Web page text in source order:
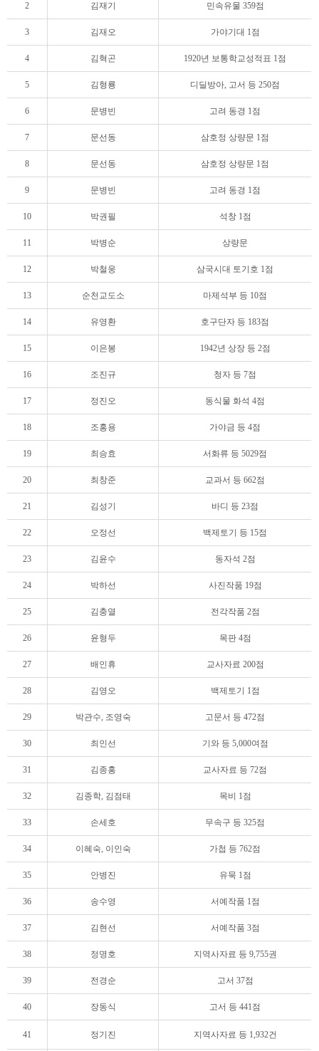
2 김재기 민속유물 359점
3 김재오 가야기대 1점
4 김혁곤 1920년 보통학교성적표 1점
5 김형룡 디딜방아, 고서 등 250점
6 문병빈 고려 동경 1점
7 문선동 삼호정 상량문 1점
8 문선동 삼호정 상량문 1점
9 문병빈 고려 동경 1점
10 박권필 석창 1점
11 박병순 상량문
12 박철웅 삼국시대 토기호 1점
13 순천교도소 마제석부 등 10점
14 유영환 호구단자 등 183점
15 이은봉 1942년 상장 등 2점
16 조진규 청자 등 7점
17 정진오 동식물 화석 4점
18 조홍용 가야금 등 4점
19 최승효 서화류 등 5029점
20 최창준 교과서 등 662점
21 김성기 바디 등 23점
22 오정선 백제토기 등 15점
23 김윤수 동자석 2점
24 박하선 사진작품 19점
25 김충열 전각작품 2점
26 윤형두 목판 4점
27 배인휴 교사자료 200점
28 김영오 백제토기 1점
29 박관수, 조영숙 고문서 등 472점
30 최인선 기와 등 5,000여점
31 김종홍 교사자료 등 72점
32 김종학, 김점태 목비 1점
33 손세호 무속구 등 325점
34 이혜숙, 이인숙 가첩 등 762점
35 안병진 유묵 1점
36 송수영 서예작품 1점
37 김현선 서예작품 3점
38 정명호 지역사자료 등 9,755권
39 전경순 고서 37점
40 장동식 고서 등 441점
41 정기진 지역사자료 등 1,932건